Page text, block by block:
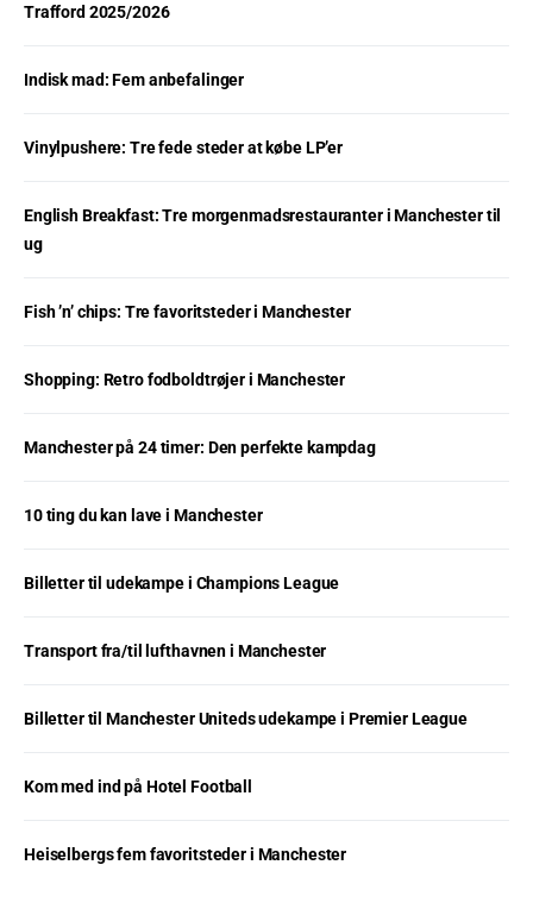
Trafford 2025/2026
Indisk mad: Fem anbefalinger
Vinylpushere: Tre fede steder at købe LP’er
English Breakfast: Tre morgenmadsrestauranter i Manchester til
ug
Fish ’n’ chips: Tre favoritsteder i Manchester
Shopping: Retro fodboldtrøjer i Manchester
Manchester på 24 timer: Den perfekte kampdag
10 ting du kan lave i Manchester
Billetter til udekampe i Champions League
Transport fra/til lufthavnen i Manchester
Billetter til Manchester Uniteds udekampe i Premier League
Kom med ind på Hotel Football
Heiselbergs fem favoritsteder i Manchester